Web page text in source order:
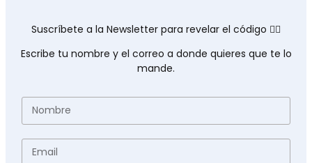
Suscríbete a la Newsletter para revelar el código 👇🏽
Escribe tu nombre y el correo a donde quieres que te lo
mande.
Nombre
Email